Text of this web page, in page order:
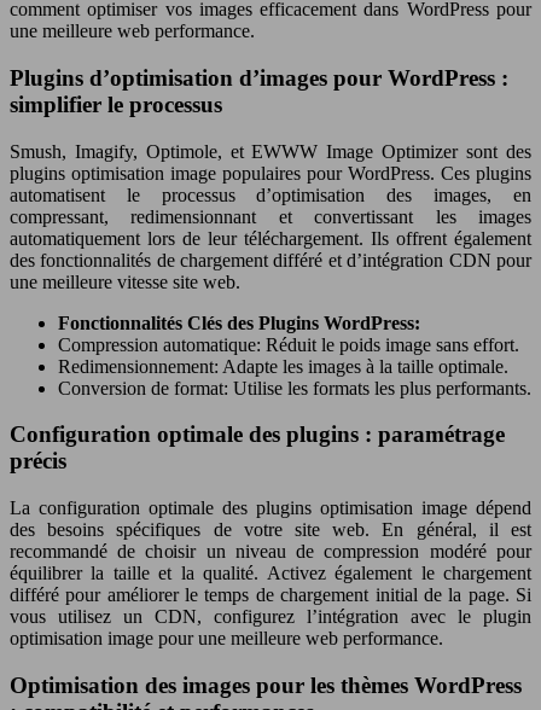
comment optimiser vos images efficacement dans WordPress pour
une meilleure web performance.
Plugins d’optimisation d’images pour WordPress :
simplifier le processus
Smush, Imagify, Optimole, et EWWW Image Optimizer sont des
plugins optimisation image populaires pour WordPress. Ces plugins
automatisent le processus d’optimisation des images, en
compressant, redimensionnant et convertissant les images
automatiquement lors de leur téléchargement. Ils offrent également
des fonctionnalités de chargement différé et d’intégration CDN pour
une meilleure vitesse site web.
Fonctionnalités Clés des Plugins WordPress:
Compression automatique: Réduit le poids image sans effort.
Redimensionnement: Adapte les images à la taille optimale.
Conversion de format: Utilise les formats les plus performants.
Configuration optimale des plugins : paramétrage
précis
La configuration optimale des plugins optimisation image dépend
des besoins spécifiques de votre site web. En général, il est
recommandé de choisir un niveau de compression modéré pour
équilibrer la taille et la qualité. Activez également le chargement
différé pour améliorer le temps de chargement initial de la page. Si
vous utilisez un CDN, configurez l’intégration avec le plugin
optimisation image pour une meilleure web performance.
Optimisation des images pour les thèmes WordPress